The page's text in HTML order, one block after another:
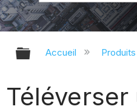
Développer/
Accueil Produits